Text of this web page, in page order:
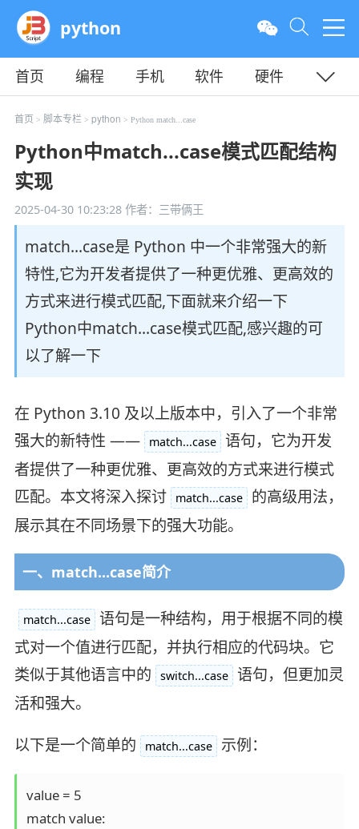
python
首页 编程 手机 软件
硬件
教程
平面 服务器
首页 > 脚本专栏> python > Python match...case
Python中match...case模式匹配结构
实现
2025-04-30 10:23:28作者：三带俩王
match...case是 Python 中一个非常强大的新
特性,它为开发者提供了一种更优雅、更高效的
方式来进行模式匹配,下面就来介绍一下
Python中match...case模式匹配,感兴趣的可
以了解一下
在 Python 3.10 及以上版本中，引入了一个非常
强大的新特性 ——
match...case 语句，它为开发
者提供了一种更优雅、更高效的方式来进行模式
匹配。本文将深入探讨
match...case
的高级用法，
展示其在不同场景下的强大功能。
一、match...case简介
match...case 语句是一种结构，用于根据不同的模
式对一个值进行匹配，并执行相应的代码块。它
类似于其他语言中的
switch...case 语句，但更加灵
活和强大。
以下是一个简单的
match...case 示例：
value = 5
match value: